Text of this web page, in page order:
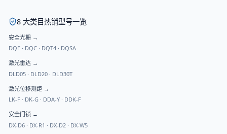
8 大类目热销型号一览
安全光栅→
DQE· DQC· DQT4· DQSA
激光雷达→
DLD05· DLD20· DLD30T
激光位移测距→
LK-F· DK-G· DDA-Y· DDK-F
安全门锁 →
DX-D6· DX-R1 · DX-D2· DX-W5